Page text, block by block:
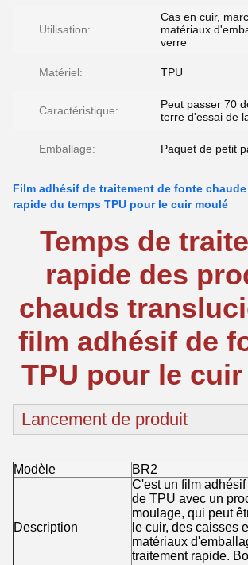
Utilisation:
Cas en cuir,
matériaux
verre
Matériel: TPU
Caractéristique:
Peut passer 70
terre d'essai de
Emballage: Paquet de petit
Film adhésif de traitement de fonte
rapide du temps TPU pour le cuir moulé
Temps de
rapide des
chauds
film adhésif de
TPU pour le
Lancement de produit
Modèle BR2
Description
C'est un film
de TPU avec un
moulage, qui peut
le cuir, des caisses
matériaux
traitement rapide.